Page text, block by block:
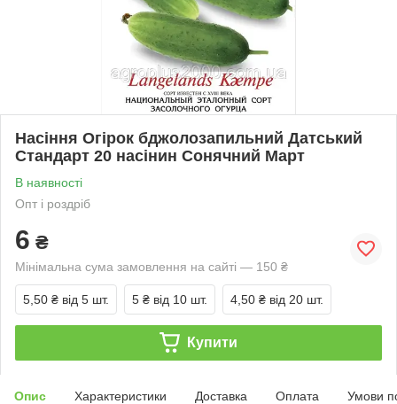
Насіння Огірок бджолозапильний Датський
Стандарт 20 насінин Сонячний Март
В наявності
Опт і роздріб
6 ₴
Мінімальна сума замовлення на сайті — 150 ₴
5,50 ₴ від 5 шт. 5 ₴ від 10 шт. 4,50 ₴ від 20 шт.
Купити
Опис Характеристики Доставка Оплата Умови